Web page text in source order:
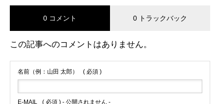
0 コメント 0 トラックバック
この記事へのコメントはありません。
名前（例：山田 太郎） ( 必須 )
E-MAIL ( 必須 ) - 公開されません -